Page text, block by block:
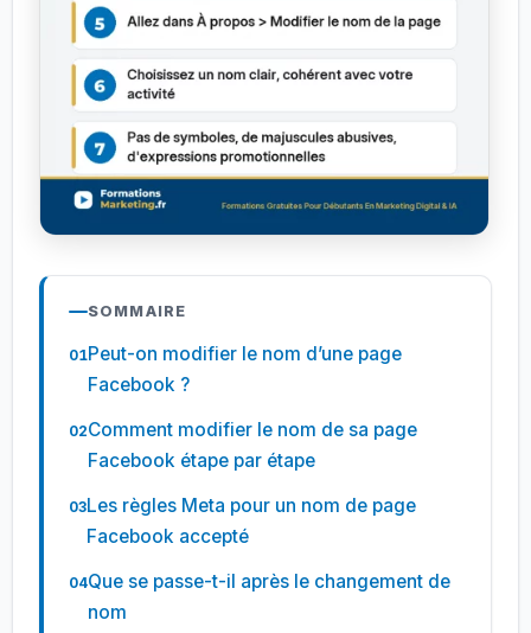
SOMMAIRE
Peut-on modifier le nom d’une page
Facebook ?
Comment modifier le nom de sa page
Facebook étape par étape
Les règles Meta pour un nom de page
Facebook accepté
Que se passe-t-il après le changement de
nom